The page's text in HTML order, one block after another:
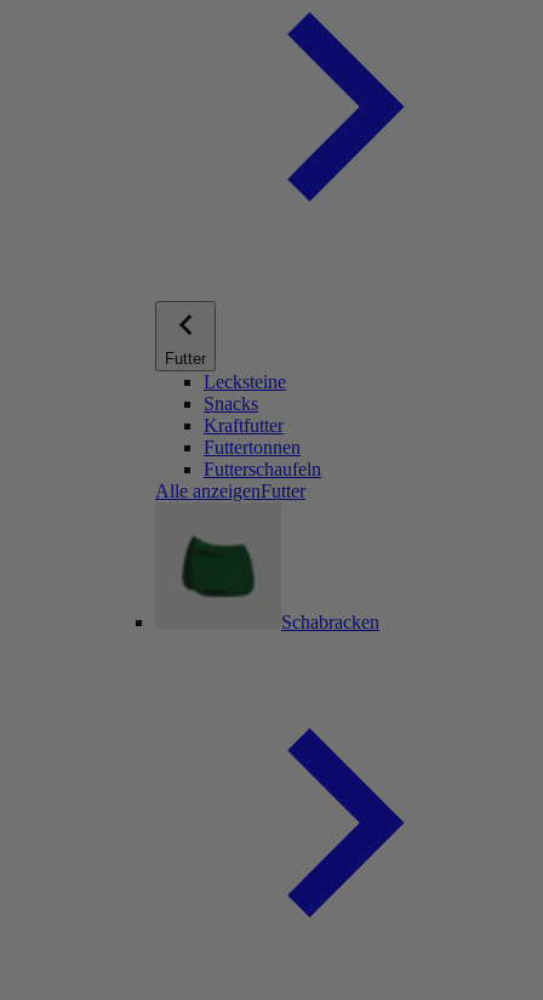
Futter
Lecksteine
Snacks
Kraftfutter
Futtertonnen
Futterschaufeln
Alle anzeigenFutter
Schabracken